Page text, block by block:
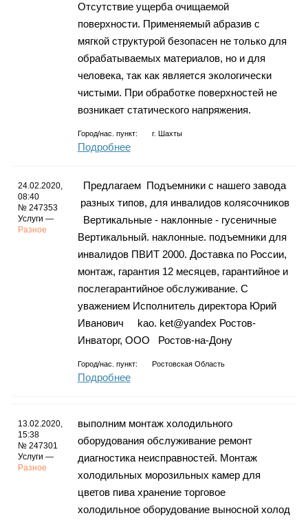
Отсутствие ущерба очищаемой
поверхности. Применяемый абразив с
мягкой структурой безопасен не только для
обрабатываемых материалов, но и для
человека, так как является экологически
чистыми. При обработке поверхностей не
возникает статического напряжения.
Город/нас. пункт: г. Шахты
Подробнее
24.02.2020,
08:40
№ 247353
Услуги —
Разное
Предлагаем Подъемники с нашего завода
разных типов, для инвалидов колясочников
Вертикальные - наклонные - гусеничные
Вертикальный. наклонные. подъемники для
инвалидов ПВИТ 2000. Доставка по России,
монтаж, гарантия 12 месяцев, гарантийное и
послегарантийное обслуживание. С
уважением Исполнитель директора Юрий
Иванович kao. ket@yandex Ростов-
Инваторг, ООО Ростов-на-Дону
Город/нас. пункт: Ростовская Область
Подробнее
13.02.2020,
15:38
№ 247301
Услуги —
Разное
выполним монтаж холодильного
оборудования обслуживание ремонт
диагностика неисправностей. Монтаж
холодильных морозильных камер для
цветов пива хранение торговое
холодильное оборудование выносной холод